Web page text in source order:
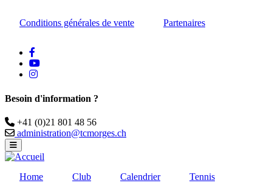
Conditions générales de vente Partenaires
Youtube
instagram
Besoin d'information ?
Téléphone
+41 (0)21 801 48 56
Email
administration@tcmorges.ch
Home Club Calendrier Tennis